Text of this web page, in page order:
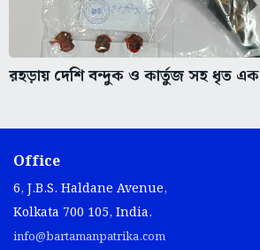
রহড়ায় দেশি বন্দুক ও কার্তুজ সহ ধৃত এক
Office
6, J.B.S. Haldane Avenue,
Kolkata 700 105, India.
info@bartamanpatrika.com